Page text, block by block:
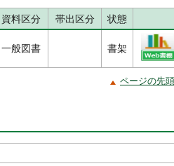
資料区分 帯出区分 状態
一般図書 書架
ページの先